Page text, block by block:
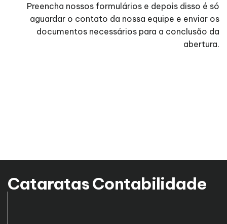
Preencha nossos formulários e depois disso é só
aguardar o contato da nossa equipe e enviar os
documentos necessários para a conclusão da
abertura.
Cataratas Contabilidade